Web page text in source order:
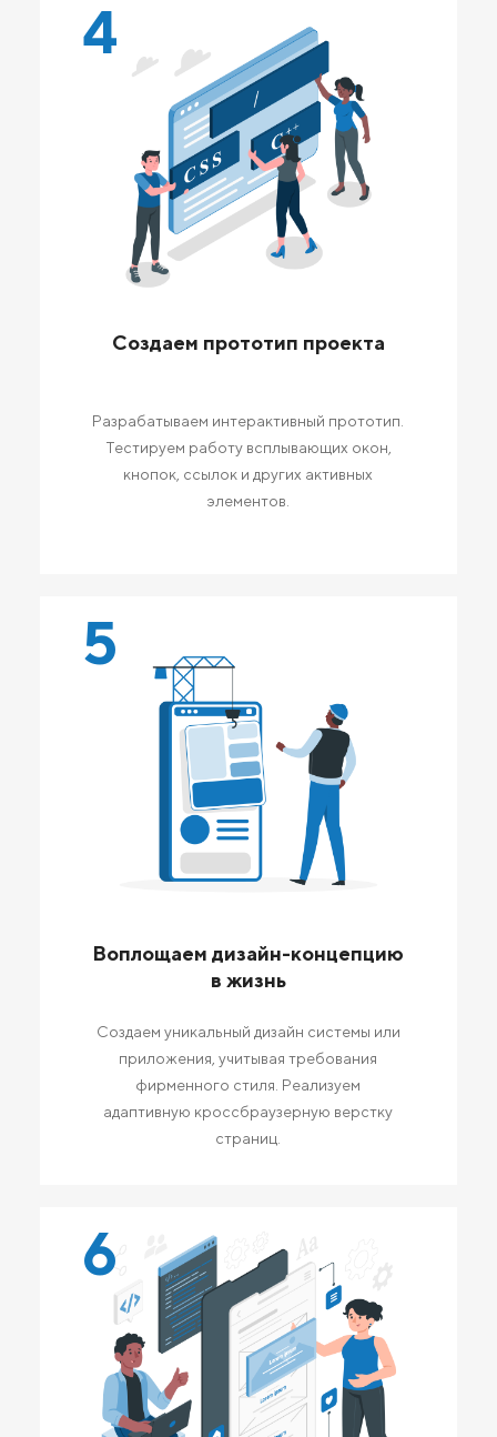
4
Создаем прототип проекта
Разрабатываем интерактивный прототип.
Тестируем работу всплывающих окон,
кнопок, ссылок и других активных
элементов.
5
Воплощаем дизайн-концепцию
в жизнь
Создаем уникальный дизайн системы или
приложения, учитывая требования
фирменного стиля. Реализуем
адаптивную кроссбраузерную верстку
страниц.
6